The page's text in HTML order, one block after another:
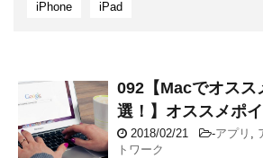
iPhone iPad
092【Macでオスス
選！】オススメポ
2018/02/21 -アプリ ,
トワーク